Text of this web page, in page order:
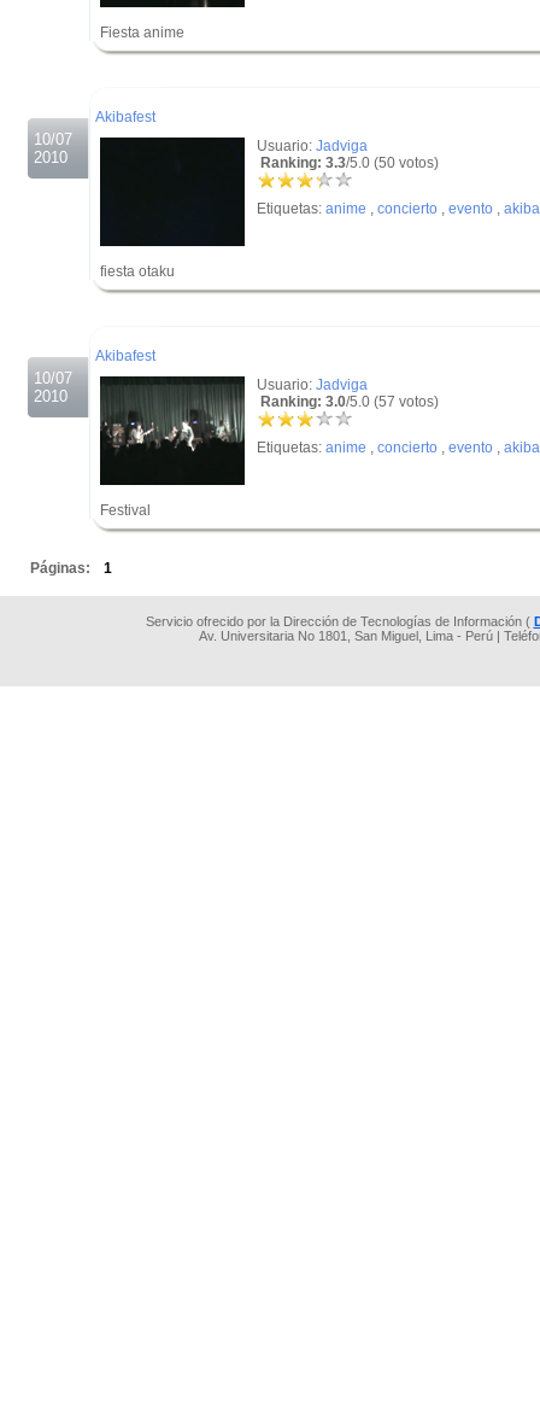
Fiesta anime
10/07
2010
Akibafest
Usuario: Jadviga
Ranking: 3.3/5.0 (50 votos)
Etiquetas: anime , concierto , evento ,
fiesta otaku
10/07
2010
Akibafest
Usuario: Jadviga
Ranking: 3.0/5.0 (57 votos)
Etiquetas: anime , concierto , evento ,
Festival
Páginas: 1
Servicio ofrecido por la Dirección de Tecnologías de Información (
Av. Universitaria No 1801, San Miguel, Lima - Perú |